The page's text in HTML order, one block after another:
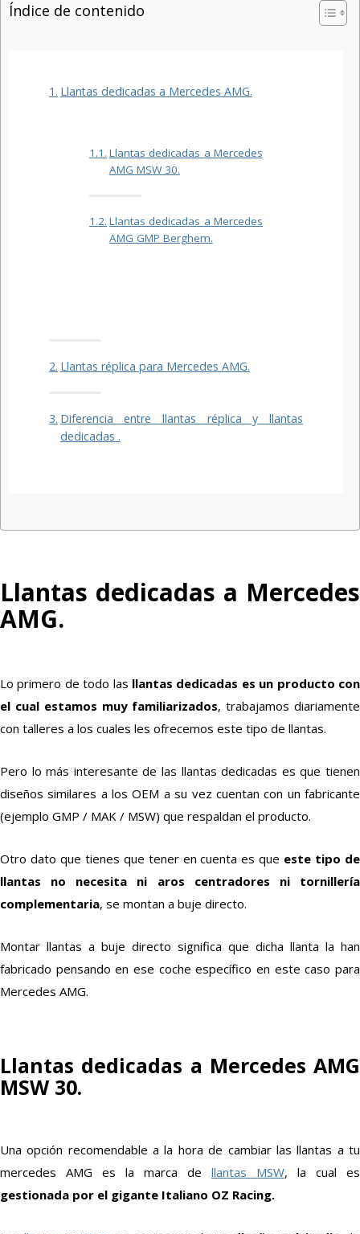
Índice de contenido
Llantas dedicadas a Mercedes AMG.
Llantas dedicadas a Mercedes
AMG MSW 30.
Llantas dedicadas a Mercedes
AMG GMP Berghem.
Llantas réplica para Mercedes AMG.
Diferencia entre llantas réplica y llantas
dedicadas .
Llantas dedicadas a Mercedes
AMG.
Lo primero de todo las llantas dedicadas es un producto con
el cual estamos muy familiarizados, trabajamos diariamente
con talleres a los cuales les ofrecemos este tipo de llantas.
Pero lo más interesante de las llantas dedicadas es que tienen
diseños similares a los OEM a su vez cuentan con un fabricante
(ejemplo GMP / MAK / MSW) que respaldan el producto.
Otro dato que tienes que tener en cuenta es que este tipo de
llantas no necesita ni aros centradores ni tornillería
complementaria, se montan a buje directo.
Montar llantas a buje directo significa que dicha llanta la han
fabricado pensando en ese coche específico en este caso para
Mercedes AMG.
Llantas dedicadas a Mercedes AMG
MSW 30.
Una opción recomendable a la hora de cambiar las llantas a tu
mercedes AMG es la marca de llantas MSW, la cual es
gestionada por el gigante Italiano OZ Racing.